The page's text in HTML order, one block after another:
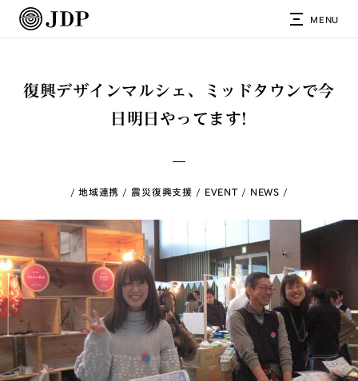
MENU
復興デザインマルシェ、ミッドタウンで今
日明日やってます!
地域連携 震災復興支援 EVENT NEWS